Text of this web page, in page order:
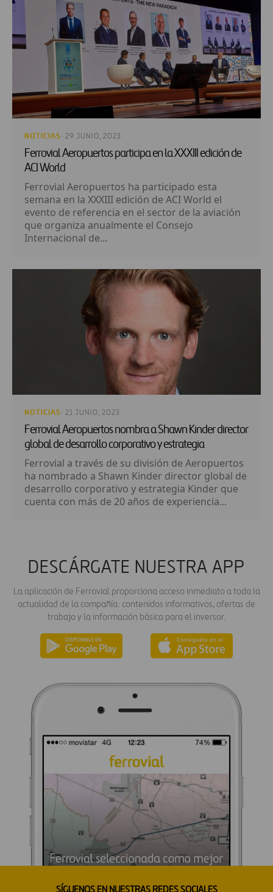
NOTICIAS · 29 JUNIO, 2023
Ferrovial Aeropuertos participa en la XXXIII edición de
ACI World
Ferrovial Aeropuertos ha participado esta
semana en la XXXIII edición de ACI World el
evento de referencia en el sector de la aviación
que organiza anualmente el Consejo
Internacional de...
NOTICIAS · 21 JUNIO, 2023
Ferrovial Aeropuertos nombra a Shawn Kinder director
global de desarrollo corporativo y estrategia
Ferrovial a través de su división de Aeropuertos
ha nombrado a Shawn Kinder director global de
desarrollo corporativo y estrategia Kinder que
cuenta con más de 20 años de experiencia...
DESCÁRGATE NUESTRA APP
La aplicación de Ferrovial proporciona acceso inmediato a toda la
actualidad de la compañía: contenidos informativos, ofertas de
trabajo y la información básica para el inversor.
SÍGUENOS EN NUESTRAS REDES SOCIALES